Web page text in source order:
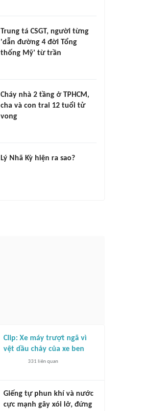
Trung tá CSGT, người từng
'dẫn đường 4 đời Tổng
thống Mỹ' từ trần
Cháy nhà 2 tầng ở TPHCM,
cha và con trai 12 tuổi tử
vong
Lý Nhã Kỳ hiện ra sao?
Clip: Xe máy trượt ngã vì
vệt dầu chảy của xe ben
331 liên quan
Giếng tự phun khí và nước
cực mạnh gây xói lở, đứng